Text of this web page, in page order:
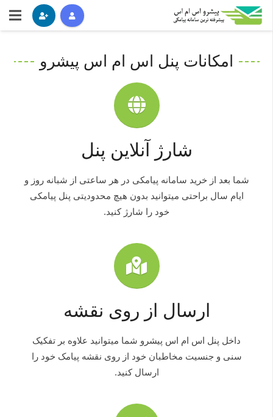
امکانات پنل اس ام اس پیشرو
شارژ آنلاین پنل
شما بعد از خرید سامانه پیامکی در هر ساعتی از شبانه روز و
ایام سال براحتی میتوانید بدون هیچ محدودیتی پنل پیامکی
خود را شارژ کنید.
ارسال از روی نقشه
داخل پنل اس ام اس پیشرو شما میتوانید علاوه بر تفکیک
سنی و جنسیت مخاطبان خود از روی نقشه پیامک خود را
ارسال کنید.